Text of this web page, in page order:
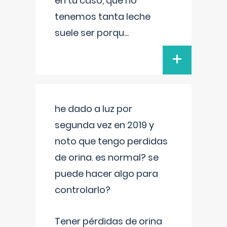
tenemos tanta leche
suele ser porqu...
+
he dado a luz por
segunda vez en 2019 y
noto que tengo perdidas
de orina. es normal? se
puede hacer algo para
controlarlo?
Tener pérdidas de orina